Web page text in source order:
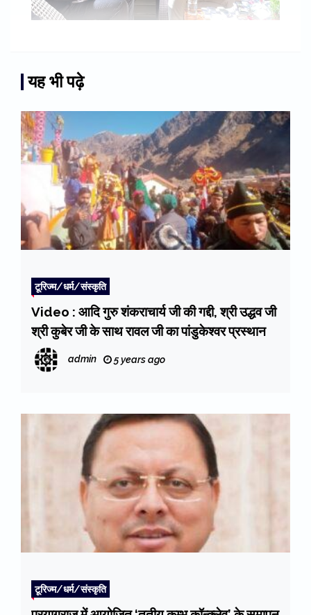
यह भी पढ़े
टूरिज्म/धर्म/संस्कृति
Video : आदि गुरु शंकराचार्य जी की गद्दी, श्री उद्धव जी
श्री कुबेर जी के साथ रावल जी का पांडुकेश्वर प्रस्थान
admin 5 years ago
टूरिज्म/धर्म/संस्कृति